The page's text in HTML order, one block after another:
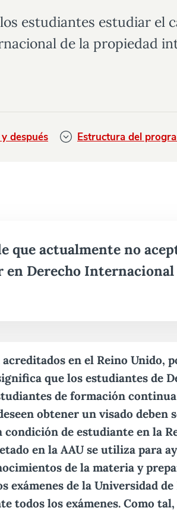
estudiantes estudiar el
de la propiedad
después Estructura del
que actualmente no
en Derecho Internacional
en el Reino Unido,
que los estudiantes de
de formación continua
obtener un visado
de estudiante en la
en la AAU se utiliza para
de la materia y
exámenes de la Universidad de
todos los exámenes. Como